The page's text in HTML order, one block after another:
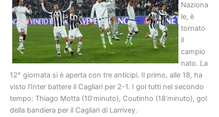
Naziona
le, è
tornato
il
campio
nato. La
12° giornata si è aperta con tre anticipi. Il primo, alle 18, ha
visto l’Inter battere il Cagliari per 2-1. I gol tutti nel secondo
tempo: Thiago Motta (10’minuto), Coutinho (18’minuto), gol
della bandiera per il Cagliari di Larrivey.